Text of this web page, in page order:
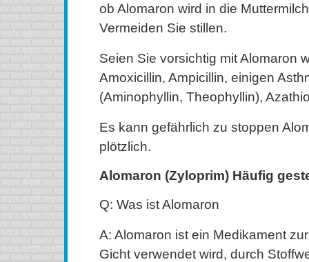
ob Alomaron wird in die
Vermeiden Sie stillen.
Seien Sie vorsichtig mit Alomaron
Amoxicillin, Ampicillin, einigen
(Aminophyllin, Theophyllin),
Es kann gefährlich zu stoppen
plötzlich.
Alomaron (Zyloprim) Häufig
Q: Was ist Alomaron
A: Alomaron ist ein Medikament
Gicht verwendet wird, durch